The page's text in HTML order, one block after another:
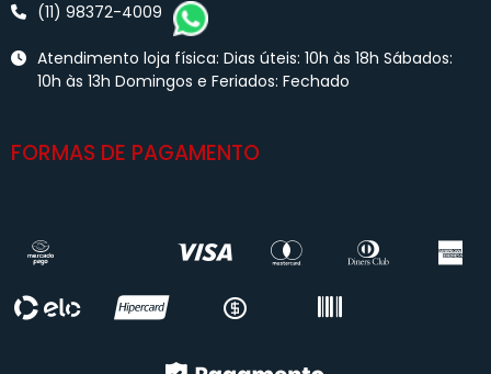
(11) 98372-4009
Atendimento loja física: Dias úteis: 10h às 18h Sábados:
10h às 13h Domingos e Feriados: Fechado
FORMAS DE PAGAMENTO